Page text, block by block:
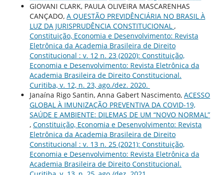
GIOVANI CLARK, PAULA OLIVEIRA MASCARENHAS
CANÇADO, A QUESTÃO PREVIDÊNCIÁRIA NO BRASIL À
LUZ DA JURISPRUDÊNCIA CONSTITUCIONAL ,
Constituição, Economia e Desenvolvimento: Revista
Eletrônica da Academia Brasileira de Direito
Constitucional : v. 12 n. 23 (2020): Constituição,
Economia e Desenvolvimento: Revista Eletrônica da
Academia Brasileira de Direito Constitucional.
Curitiba, v. 12, n. 23, ago./dez. 2020.
Janaína Rigo Santin, Anna Gabert Nascimento, ACESSO
GLOBAL À IMUNIZAÇÃO PREVENTIVA DA COVID-19,
SAÚDE E AMBIENTE: DILEMAS DE UM “NOVO NORMAL”
, Constituição, Economia e Desenvolvimento: Revista
Eletrônica da Academia Brasileira de Direito
Constitucional : v. 13 n. 25 (2021): Constituição,
Economia e Desenvolvimento: Revista Eletrônica da
Academia Brasileira de Direito Constitucional.